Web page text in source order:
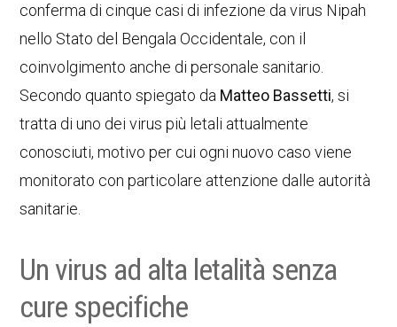
conferma di cinque casi di infezione da virus Nipah
nello Stato del Bengala Occidentale, con il
coinvolgimento anche di personale sanitario.
Secondo quanto spiegato da Matteo Bassetti, si
tratta di uno dei virus più letali attualmente
conosciuti, motivo per cui ogni nuovo caso viene
monitorato con particolare attenzione dalle autorità
sanitarie.
Un virus ad alta letalità senza
cure specifiche